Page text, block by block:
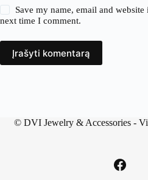
Save my name, email and
next time I comment.
Įrašyti komentarą
© DVI Jewelry & Accessories-